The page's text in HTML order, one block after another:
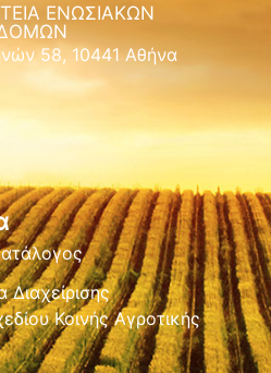
ΕΝΩΣΙΑΚΩΝ
58, 10441 Αθήνα
Διαχείρισης
Κοινής Αγροτικής